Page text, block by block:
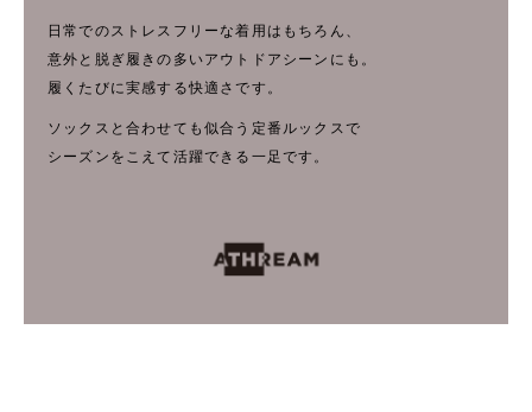
日常でのストレスフリーな着用はもちろん、
意外と脱ぎ履きの多いアウトドアシーンにも。
履くたびに実感する快適さです。
ソックスと合わせても似合う定番ルックスで
シーズンをこえて活躍できる一足です。